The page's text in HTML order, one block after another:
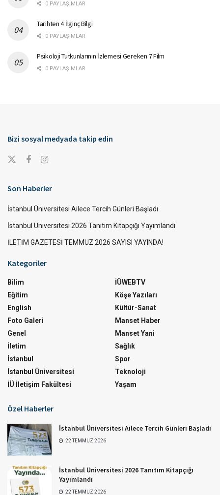
0 PAYLAŞIMLAR
Tarihten 4 İlginç Bilgi
0 PAYLAŞIMLAR
Psikoloji Tutkunlarının İzlemesi Gereken 7 Film
0 PAYLAŞIMLAR
Bizi sosyal medyada takip edin
Son Haberler
İstanbul Üniversitesi Ailece Tercih Günleri Başladı
İstanbul Üniversitesi 2026 Tanıtım Kitapçığı Yayımlandı
İLETİM GAZETESİ TEMMUZ 2026 SAYISI YAYINDA!
Kategoriler
Bilim
Eğitim
English
Foto Galeri
Genel
İletim
İstanbul
İstanbul Üniversitesi
İÜ İletişim Fakültesi
İÜWEBTV
Köşe Yazıları
Kültür-Sanat
Manset Haber
Manset Yani
Sağlık
Spor
Teknoloji
Yaşam
Özel Haberler
İstanbul Üniversitesi Ailece Tercih Günleri Başladı
22 TEMMUZ 2026
İstanbul Üniversitesi 2026 Tanıtım Kitapçığı
Yayımlandı
22 TEMMUZ 2026